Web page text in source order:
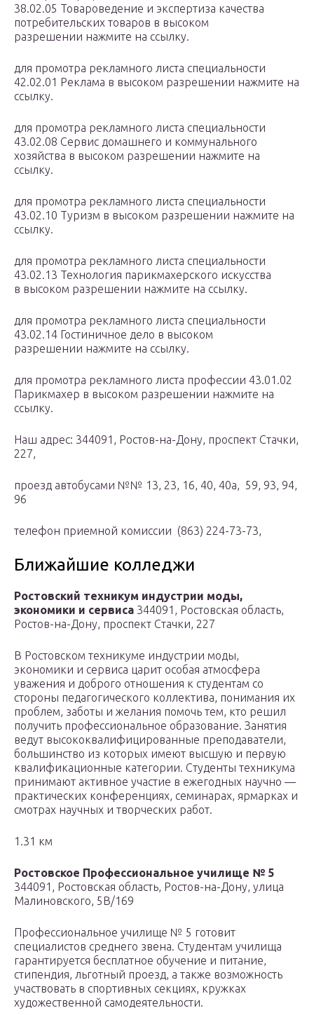
38.02.05 Товароведение и экспертиза качества
потребительских товаров в высоком
разрешении нажмите на ссылку.
для промотра рекламного листа специальности
42.02.01 Реклама в высоком разрешении нажмите на
ссылку.
для промотра рекламного листа специальности
43.02.08 Сервис домашнего и коммунального
хозяйства в высоком разрешении нажмите на
ссылку.
для промотра рекламного листа специальности
43.02.10 Туризм в высоком разрешении нажмите на
ссылку.
для промотра рекламного листа специальности
43.02.13 Технология парикмахерского искусства
в высоком разрешении нажмите на ссылку.
для промотра рекламного листа специальности
43.02.14 Гостиничное дело в высоком
разрешении нажмите на ссылку.
для промотра рекламного листа профессии 43.01.02
Парикмахер в высоком разрешении нажмите на
ссылку.
Наш адрес: 344091, Ростов-на-Дону, проспект Стачки,
227,
проезд автобусами №№ 13, 23, 16, 40, 40а, 59, 93, 94,
96
телефон приемной комиссии (863) 224-73-73,
Ближайшие колледжи
Ростовский техникум индустрии моды,
экономики и сервиса 344091, Ростовская область,
Ростов-на-Дону, проспект Стачки, 227
В Ростовском техникуме индустрии моды,
экономики и сервиса царит особая атмосфера
уважения и доброго отношения к студентам со
стороны педагогического коллектива, понимания их
проблем, заботы и желания помочь тем, кто решил
получить профессиональное образование. Занятия
ведут высококвалифицированные преподаватели,
большинство из которых имеют высшую и первую
квалификационные категории. Студенты техникума
принимают активное участие в ежегодных научно —
практических конференциях, семинарах, ярмарках и
смотрах научных и творческих работ.
1.31 км
Ростовское Профессиональное училище № 5
344091, Ростовская область, Ростов-на-Дону, улица
Малиновского, 5В/169
Профессиональное училище № 5 готовит
специалистов среднего звена. Студентам училища
гарантируется бесплатное обучение и питание,
стипендия, льготный проезд, а также возможность
участвовать в спортивных секциях, кружках
художественной самодеятельности.